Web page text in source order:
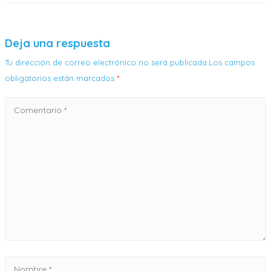
Deja una respuesta
Tu dirección de correo electrónico no será publicada.Los campos
obligatorios están marcados *